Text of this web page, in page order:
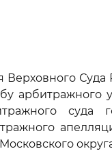
Верховного
арбитражного
суда